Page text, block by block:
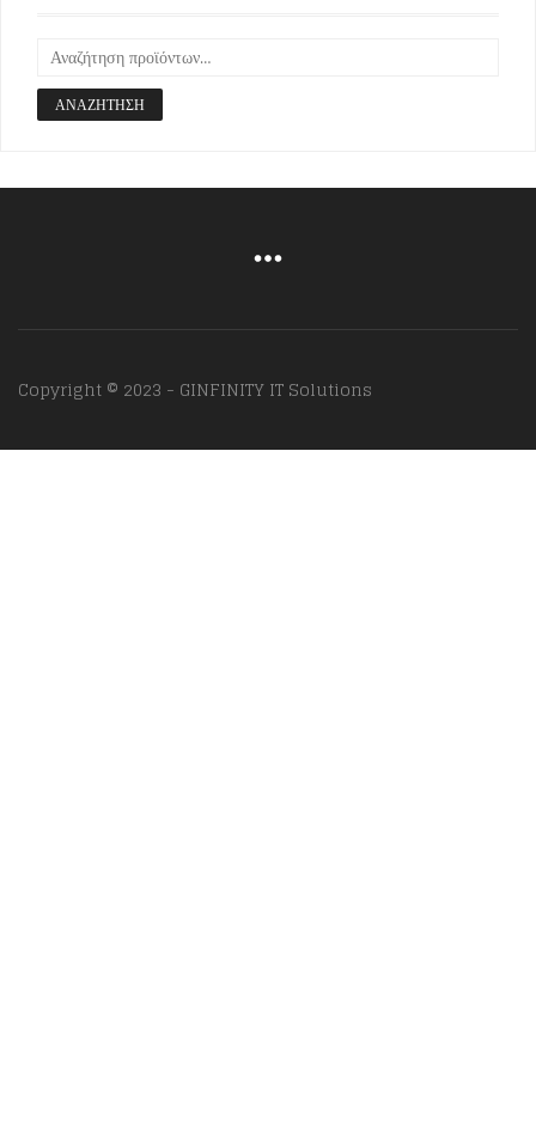
ΑΝΑΖΉΤΗΣΗ
Copyright © 2023 - GINFINITY IT Solutions